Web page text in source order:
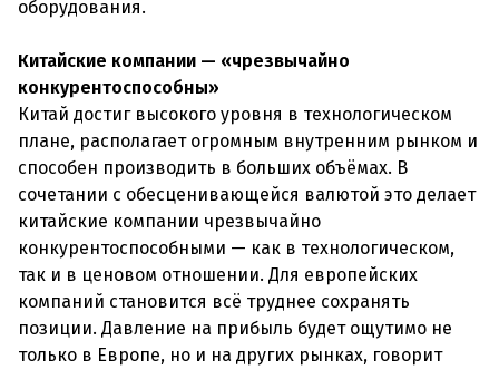
оборудования.
Китайские компании — «чрезвычайно
конкурентоспособны»
Китай достиг высокого уровня в технологическом
плане, располагает огромным внутренним рынком и
способен производить в больших объёмах. В
сочетании с обесценивающейся валютой это делает
китайские компании чрезвычайно
конкурентоспособными — как в технологическом,
так и в ценовом отношении. Для европейских
компаний становится всё труднее сохранять
позиции. Давление на прибыль будет ощутимо не
только в Европе, но и на других рынках, говорит